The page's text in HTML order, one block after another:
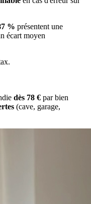
% présentent une
écart moyen
dès 78 € par bien
(cave, garage,